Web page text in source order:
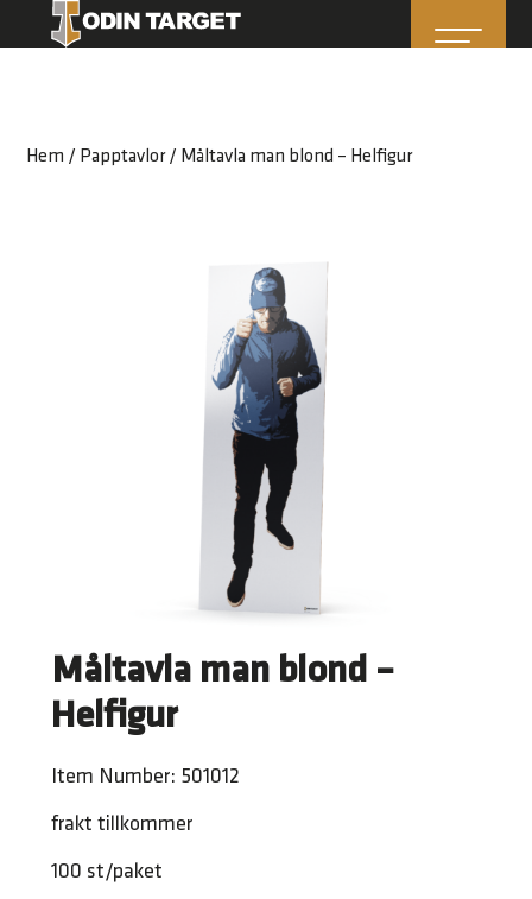
Hem / Papptavlor/ Måltavla man blond – Helfigur
Måltavla man blond –
Helfigur
Item Number: 501012
frakt tillkommer
100 st/paket